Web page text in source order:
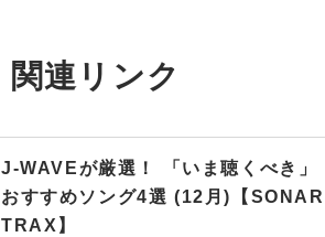
関連リンク
J-WAVEが厳選！ 「いま聴くべき」
おすすめソング4選 (12月)【SONAR
TRAX】